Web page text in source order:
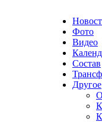
Фото
Видео
Состав
Другое